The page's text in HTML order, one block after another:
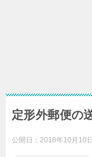
定形外郵便の
公開日： 2018年10月10日